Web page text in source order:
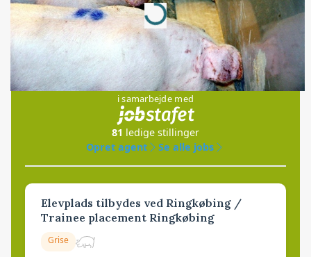
Loading...
Jobs
i samarbejde med
81 ledige stillinger
Opret agent
Se alle jobs
Elevplads tilbydes ved Ringkøbing /
Trainee placement Ringkøbing
Grise